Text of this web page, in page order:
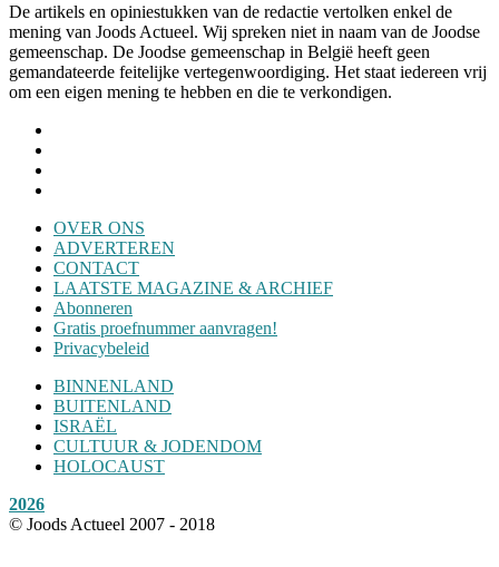
De artikels en opiniestukken van de redactie vertolken enkel de
mening van Joods Actueel. Wij spreken niet in naam van de Joodse
gemeenschap. De Joodse gemeenschap in België heeft geen
gemandateerde feitelijke vertegenwoordiging. Het staat iedereen vrij
om een eigen mening te hebben en die te verkondigen.
OVER ONS
ADVERTEREN
CONTACT
LAATSTE MAGAZINE & ARCHIEF
Abonneren
Gratis proefnummer aanvragen!
Privacybeleid
BINNENLAND
BUITENLAND
ISRAËL
CULTUUR & JODENDOM
HOLOCAUST
2026
© Joods Actueel 2007 - 2018